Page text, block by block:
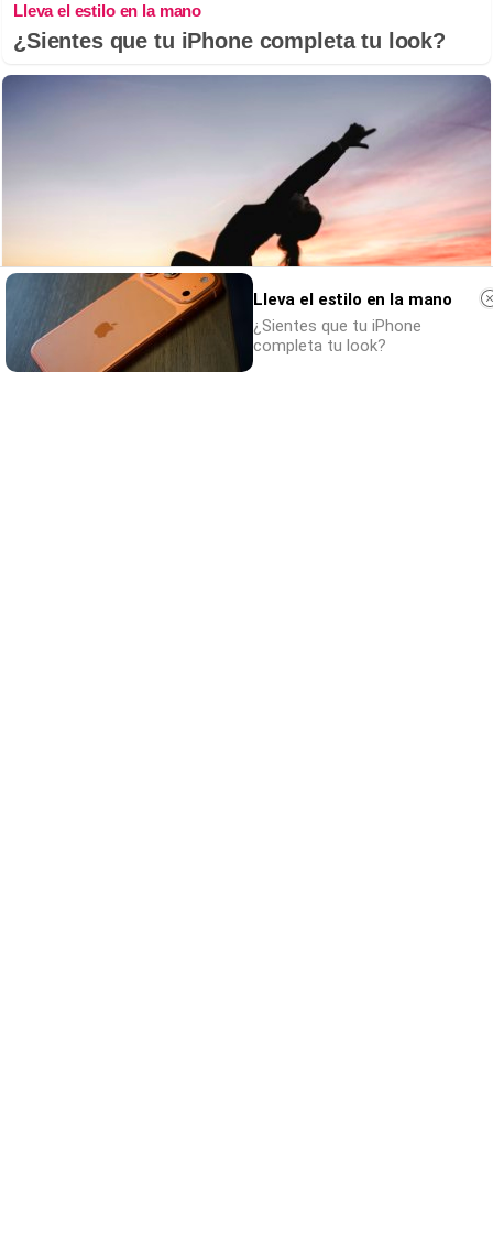
Lleva el estilo en la mano
¿Sientes que tu iPhone completa tu look?
Lleva el estilo en la mano
¿Sientes que tu iPhone
completa tu look?